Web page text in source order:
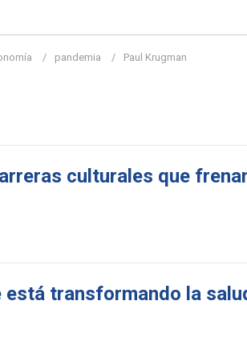
pandemia Paul Krugman
culturales que
transformando la